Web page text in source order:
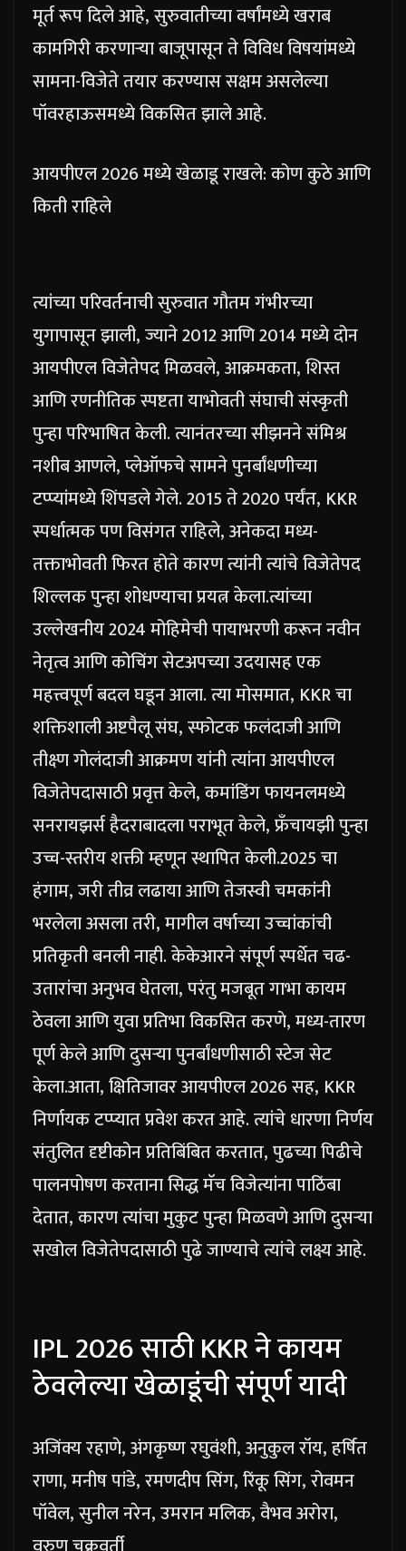
मूर्त रूप दिले आहे, सुरुवातीच्या वर्षांमध्ये खराब
कामगिरी करणाऱ्या बाजूपासून ते विविध विषयांमध्ये
सामना-विजेते तयार करण्यास सक्षम असलेल्या
पॉवरहाऊसमध्ये विकसित झाले आहे.
आयपीएल 2026 मध्ये खेळाडू राखले: कोण कुठे आणि
किती राहिले
त्यांच्या परिवर्तनाची सुरुवात गौतम गंभीरच्या
युगापासून झाली, ज्याने 2012 आणि 2014 मध्ये दोन
आयपीएल विजेतेपद मिळवले, आक्रमकता, शिस्त
आणि रणनीतिक स्पष्टता याभोवती संघाची संस्कृती
पुन्हा परिभाषित केली.त्यानंतरच्या सीझनने संमिश्र
नशीब आणले, प्लेऑफचे सामने पुनर्बांधणीच्या
टप्प्यांमध्ये शिंपडले गेले.2015 ते 2020 पर्यंत, KKR
स्पर्धात्मक पण विसंगत राहिले, अनेकदा मध्य-
तक्ताभोवती फिरत होते कारण त्यांनी त्यांचे विजेतेपद
शिल्लक पुन्हा शोधण्याचा प्रयत्न केला.त्यांच्या
उल्लेखनीय 2024 मोहिमेची पायाभरणी करून नवीन
नेतृत्व आणि कोचिंग सेटअपच्या उदयासह एक
महत्त्वपूर्ण बदल घडून आला.त्या मोसमात, KKR चा
शक्तिशाली अष्टपैलू संघ, स्फोटक फलंदाजी आणि
तीक्ष्ण गोलंदाजी आक्रमण यांनी त्यांना आयपीएल
विजेतेपदासाठी प्रवृत्त केले, कमांडिंग फायनलमध्ये
सनरायझर्स हैदराबादला पराभूत केले, फ्रँचायझी पुन्हा
उच्च-स्तरीय शक्ती म्हणून स्थापित केली.2025 चा
हंगाम, जरी तीव्र लढाया आणि तेजस्वी चमकांनी
भरलेला असला तरी, मागील वर्षाच्या उच्चांकांची
प्रतिकृती बनली नाही. केकेआरने संपूर्ण स्पर्धेत चढ-
उतारांचा अनुभव घेतला, परंतु मजबूत गाभा कायम
ठेवला आणि युवा प्रतिभा विकसित करणे, मध्य-तारण
पूर्ण केले आणि दुसऱ्या पुनर्बांधणीसाठी स्टेज सेट
केला.आता, क्षितिजावर आयपीएल 2026 सह, KKR
निर्णायक टप्प्यात प्रवेश करत आहे. त्यांचे धारणा निर्णय
संतुलित दृष्टीकोन प्रतिबिंबित करतात, पुढच्या पिढीचे
पालनपोषण करताना सिद्ध मॅच विजेत्यांना पाठिंबा
देतात, कारण त्यांचा मुकुट पुन्हा मिळवणे आणि दुसऱ्या
सखोल विजेतेपदासाठी पुढे जाण्याचे त्यांचे लक्ष्य आहे.
IPL 2026 साठी KKR ने कायम
ठेवलेल्या खेळाडूंची संपूर्ण यादी
अजिंक्य रहाणे, अंगकृष्ण रघुवंशी, अनुकुल रॉय, हर्षित
राणा, मनीष पांडे, रमणदीप सिंग, रिंकू सिंग, रोवमन
पॉवेल, सुनील नरेन, उमरान मलिक, वैभव अरोरा,